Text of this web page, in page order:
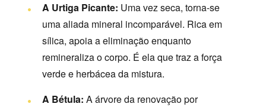
A Urtiga Picante: Uma vez seca, torna-se
uma aliada mineral incomparável. Rica em
sílica, apoia a eliminação enquanto
remineraliza o corpo. É ela que traz a força
verde e herbácea da mistura.
A Bétula: A árvore da renovação por